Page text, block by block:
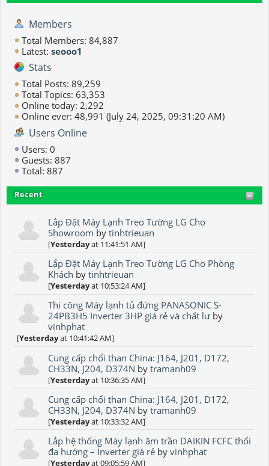
Members
Total Members: 84,887
Latest: seooo1
Stats
Total Posts: 89,259
Total Topics: 63,353
Online today: 2,292
Online ever: 48,991 (July 24, 2025, 09:31:20 AM)
Users Online
Users: 0
Guests: 887
Total: 887
Recent
Lắp Đặt Máy Lạnh Treo Tường LG Cho
Showroom bytinhtrieuan
[Yesterdayat 11:41:51 AM]
Lắp Đặt Máy Lạnh Treo Tường LG Cho Phòng
Khách bytinhtrieuan
[Yesterdayat 10:53:24 AM]
Thi công Máy lạnh tủ đứng PANASONIC S-
24PB3H5 Inverter 3HP giá rẻ và chất lưby
vinhphat
[Yesterdayat 10:41:42 AM]
Cung cấp chổi than China: J164, J201, D172,
CH33N, J204, D374N bytramanh09
[Yesterdayat 10:36:35 AM]
Cung cấp chổi than China: J164, J201, D172,
CH33N, J204, D374N bytramanh09
[Yesterdayat 10:33:32 AM]
Lắp hệ thống Máy lạnh âm trần DAIKIN FCFC thổi
đa hướng – Inverter giá rẻ byvinhphat
[Yesterdayat 09:05:59 AM]